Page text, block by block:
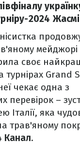
2024
своє
турнірах Grand
чекає одна з
перевірок –
Італії, яка
трав'яному
Канал.